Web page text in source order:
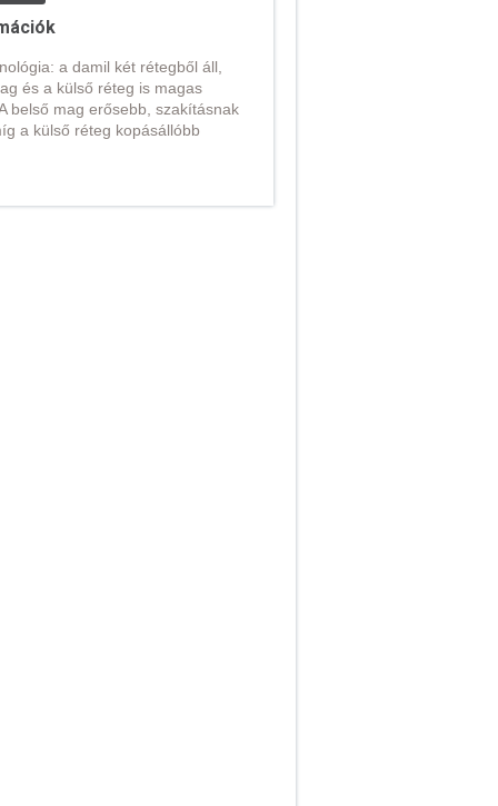
a damil két rétegből áll,
és a külső réteg is magas
belső mag erősebb, szakításnak
a külső réteg kopásállóbb